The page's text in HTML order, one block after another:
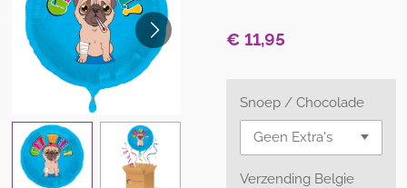
€ 11,95
Snoep / Chocolade
Verzending Belgie